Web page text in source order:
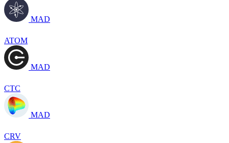
MAD
ATOM
MAD
CTC
MAD
CRV